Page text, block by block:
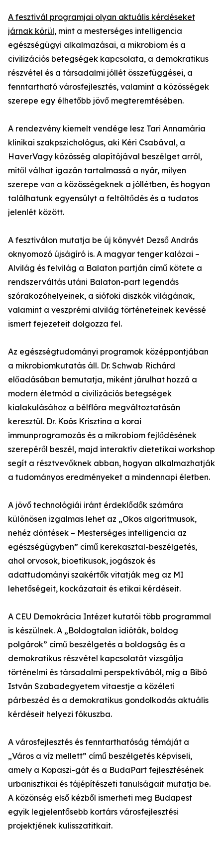
A fesztivál programjai olyan aktuális kérdéseket
járnak körül, mint a mesterséges intelligencia
egészségügyi alkalmazásai, a mikrobiom és a
civilizációs betegségek kapcsolata, a demokratikus
részvétel és a társadalmi jóllét összefüggései, a
fenntartható városfejlesztés, valamint a közösségek
szerepe egy élhetőbb jövő megteremtésében.
A rendezvény kiemelt vendége lesz Tari Annamária
klinikai szakpszichológus, aki Kéri Csabával, a
HaverVagy közösség alapítójával beszélget arról,
mitől válhat igazán tartalmassá a nyár, milyen
szerepe van a közösségeknek a jóllétben, és hogyan
találhatunk egyensúlyt a feltöltődés és a tudatos
jelenlét között.
A fesztiválon mutatja be új könyvét Dezső András
oknyomozó újságíró is. A magyar tenger kalózai –
Alvilág és felvilág a Balaton partján című kötete a
rendszerváltás utáni Balaton-part legendás
szórakozóhelyeinek, a siófoki diszkók világának,
valamint a veszprémi alvilág történeteinek kevéssé
ismert fejezeteit dolgozza fel.
Az egészségtudományi programok középpontjában
a mikrobiomkutatás áll. Dr. Schwab Richárd
előadásában bemutatja, miként járulhat hozzá a
modern életmód a civilizációs betegségek
kialakulásához a bélflóra megváltoztatásán
keresztül. Dr. Koós Krisztina a korai
immunprogramozás és a mikrobiom fejlődésének
szerepéről beszél, majd interaktív dietetikai workshop
segít a résztvevőknek abban, hogyan alkalmazhatják
a tudományos eredményeket a mindennapi életben.
A jövő technológiái iránt érdeklődők számára
különösen izgalmas lehet az „Okos algoritmusok,
nehéz döntések – Mesterséges intelligencia az
egészségügyben” című kerekasztal-beszélgetés,
ahol orvosok, bioetikusok, jogászok és
adattudományi szakértők vitatják meg az MI
lehetőségeit, kockázatait és etikai kérdéseit.
A CEU Demokrácia Intézet kutatói több programmal
is készülnek. A „Boldogtalan idióták, boldog
polgárok” című beszélgetés a boldogság és a
demokratikus részvétel kapcsolatát vizsgálja
történelmi és társadalmi perspektívából, míg a Bibó
István Szabadegyetem vitaestje a közéleti
párbeszéd és a demokratikus gondolkodás aktuális
kérdéseit helyezi fókuszba.
A városfejlesztés és fenntarthatóság témáját a
„Város a víz mellett” című beszélgetés képviseli,
amely a Kopaszi-gát és a BudaPart fejlesztésének
urbanisztikai és tájépítészeti tanulságait mutatja be.
A közönség első kézből ismerheti meg Budapest
egyik legjelentősebb kortárs városfejlesztési
projektjének kulisszatitkait.